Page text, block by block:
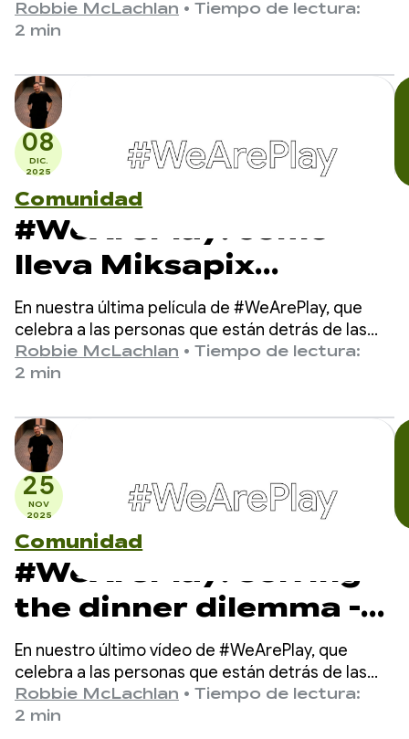
tres están detrás de Matraquinha, una aplicación
que ayuda a comunicarse a miles de niños no
Robbie McLachlan • Tiempo de lectura:
2 min
08
DIC.
2025
Comunidad
#WeArePlay: cómo
lleva Miksapix
Interactive la
mitología sami a
jugadores de todo el
En nuestra última película de #WeArePlay, que
celebra a las personas que están detrás de las
aplicaciones y los juegos de Google Play,
conocemos a Mikkel, fundador y CEO de Miksapix
Robbie McLachlan • Tiempo de lectura:
2 min
25
NOV
2025
Comunidad
#WeArePlay: Solving
the dinner dilemma -
how DELISH KITCHEN
empowers 13 million
home cooks
En nuestro último vídeo de #WeArePlay, que
celebra a las personas que están detrás de las
aplicaciones y los juegos de Google Play,
conocemos a Chiharu, cofundadora de DELISH
Robbie McLachlan • Tiempo de lectura:
2 min